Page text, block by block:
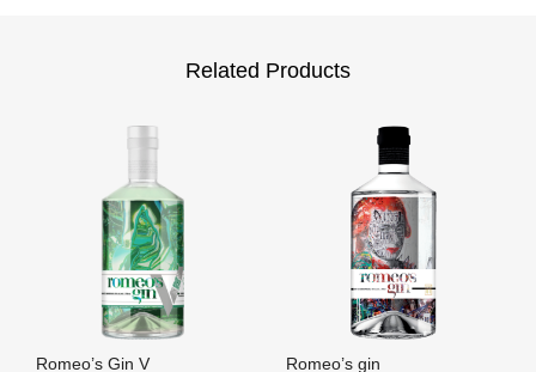
Related Products
Romeo’s Gin V Romeo’s gin